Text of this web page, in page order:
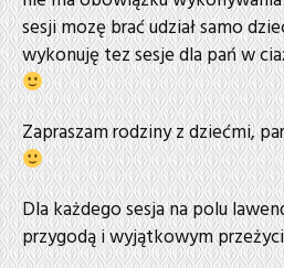
sesji mozę brać udział samo
wykonuję tez sesje dla pań w
Zapraszam rodziny z dziećmi,
Dla każdego sesja na polu
przygodą i wyjątkowym